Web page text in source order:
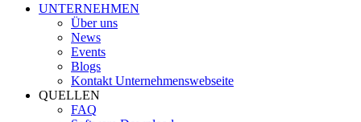
UNTERNEHMEN
Über uns
News
Events
Blogs
Kontakt Unternehmenswebseite
QUELLEN
FAQ